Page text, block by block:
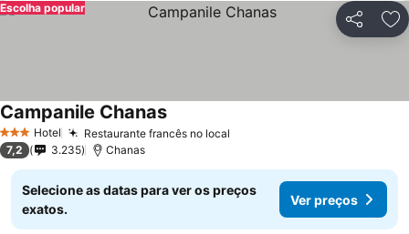
Partilhar
Escolha popular
3 EstrelasHotel Restaurante francês no local
Campanile ChanasVer preços
7,2 3.235 Chanas
Selecione as datas para ver os preços
exatos.
Ver preços